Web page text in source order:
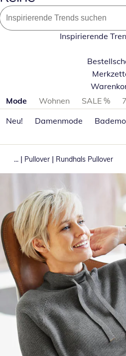
Inspirierende
Produktkategorien überspringen
Mode Wohnen SALE %
Neu!
Damenmode
... | Pullover | Rundhals Pullover